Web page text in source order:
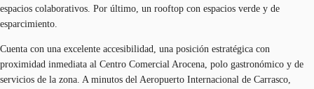
espacios colaborativos. Por último, un rooftop con espacios verde y de
esparcimiento.
Cuenta con una excelente accesibilidad, una posición estratégica con
proximidad inmediata al Centro Comercial Arocena, polo gastronómico y de
servicios de la zona. A minutos del Aeropuerto Internacional de Carrasco,